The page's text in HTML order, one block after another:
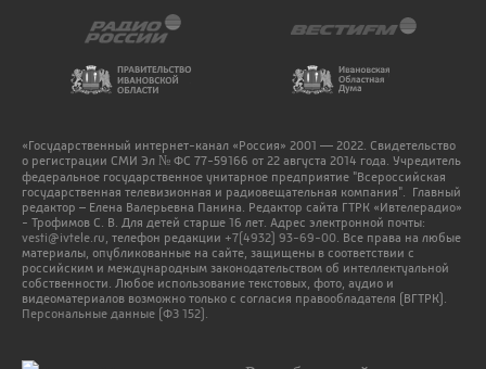
«Государственный интернет-канал «Россия» 2001 — 2022. Свидетельство
о регистрации СМИ Эл № ФС 77-59166 от 22 августа 2014 года. Учредитель
федеральное государственное унитарное предприятие "Всероссийская
государственная телевизионная и радиовещательная компания". Главный
редактор – Елена Валерьевна Панина. Редактор сайта ГТРК «Ивтелерадио»
- Трофимов С. В. Для детей старше 16 лет. Адрес электронной почты:
vesti@ivtele.ru , телефон редакции +7(4932) 93-69-00 . Все права на любые
материалы, опубликованные на сайте, защищены в соответствии с
российским и международным законодательством об интеллектуальной
собственности. Любое использование текстовых, фото, аудио и
видеоматериалов возможно только с согласия правообладателя (ВГТРК).
Персональные данные (ФЗ 152).